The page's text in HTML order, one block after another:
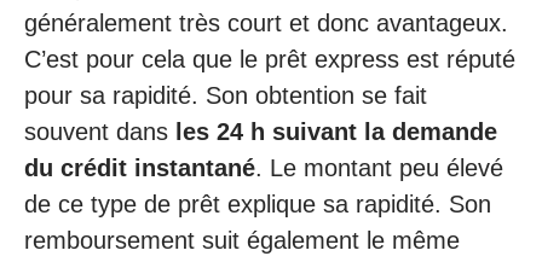
généralement très court et donc avantageux.
C’est pour cela que le prêt express est réputé
pour sa rapidité. Son obtention se fait
souvent dans les 24 h suivant la demande
du crédit instantané. Le montant peu élevé
de ce type de prêt explique sa rapidité. Son
remboursement suit également le même